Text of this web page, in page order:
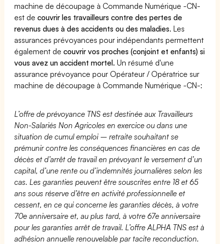
machine de découpage à Commande Numérique -CN-
est decouvrir les travailleurs contre des pertes de
revenus dues à des accidents ou des maladies. Les
assurances prévoyances pour indépendants permettent
également decouvrir vos proches (conjoint et enfants) si
vous avez un accident mortel. Un résumé d'une
assurance prévoyance pour Opérateur / Opératrice sur
machine de découpage à Commande Numérique -CN-:
L’offre de prévoyance TNS est destinée aux Travailleurs
Non-Salariés Non Agricoles en exercice ou dans une
situation de cumul emploi – retraite souhaitant se
prémunir contre les conséquences financières en cas de
décès et d’arrêt de travail en prévoyant le versement d’un
capital, d’une rente ou d’indemnités journalières selon les
cas. Les garanties peuvent être souscrites entre 18 et 65
ans sous réserve d’être en activité professionnelle et
cessent, en ce qui concerne les garanties décès, à votre
70e anniversaire et, au plus tard, à votre 67e anniversaire
pour les garanties arrêt de travail. L’offre ALPHA TNS est à
adhésion annuelle renouvelable par tacite reconduction.